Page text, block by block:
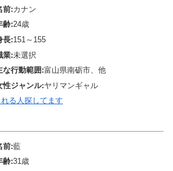
前:カナン
齢:24歳
長:151～155
業:未選択
な行動範囲:富山県南砺市、他
性ジャンル:ヤリマンギャル
る人探してます
前:藍
齢:31歳